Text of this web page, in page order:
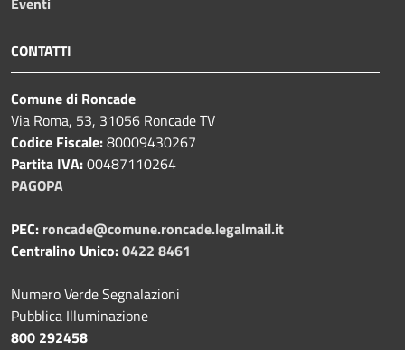
CONTATTI
Comune di Roncade
Via Roma, 53, 31056 Roncade TV
Codice Fiscale:80009430267
Partita IVA:00487110264
PAGOPA
PEC: roncade@comune.roncade.legalmail.it
Centralino Unico:0422 8461
Numero Verde Segnalazioni
Pubblica Illuminazione
800 292458